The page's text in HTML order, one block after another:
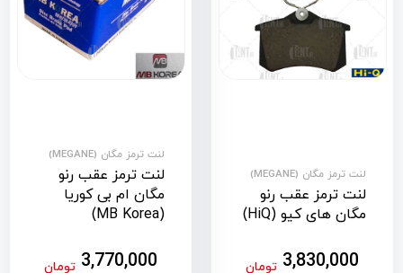
لنت ترمز مگان (MEGANE)
لنت ترمز عقب رنو
مگان های کیو (HiQ)
3,830,000 تومان
لنت ترمز مگان (MEGANE)
لنت ترمز عقب رنو
مگان ام بی کوریا
(MB Korea)
3,770,000 تومان